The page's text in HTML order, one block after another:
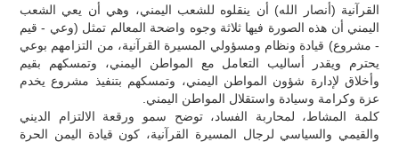
القرآنية (أنصار الله) أن ينقلوه للشعب اليمني، وهي أن يعي الشعب
اليمني أن هذه الصورة فيها ثلاثة وجوه واضحة المعالم تمثل (وعي - قيم
- مشروع) قيادة ونظام ومسؤولي المسيرة القرآنية، من التزامهم بوعي
يحترم ويقدر أساليب التعامل مع المواطن اليمني، وتمسكهم بقيم
وأخلاق لإدارة شؤون المواطن اليمني، وتمسكهم بتنفيذ مشروع يخدم
عزة وكرامة وسيادة واستقلال المواطن اليمني.
كلمة المشاط، لمحاربة الفساد، توضح سمو ورقعة الالتزام الديني
والقيمي والسياسي لرجال المسيرة القرآنية، كون قيادة اليمن الحرة